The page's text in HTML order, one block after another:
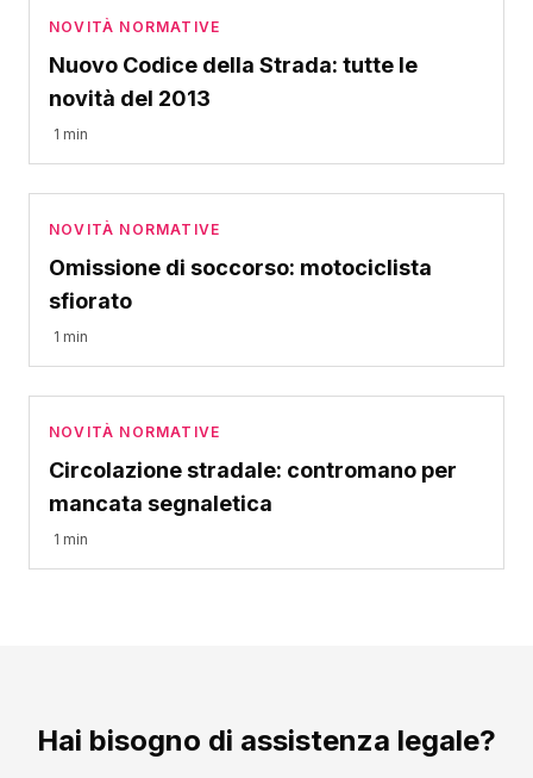
NOVITÀ NORMATIVE
Nuovo Codice della Strada: tutte le
novità del 2013
1 min
NOVITÀ NORMATIVE
Omissione di soccorso: motociclista
sfiorato
1 min
NOVITÀ NORMATIVE
Circolazione stradale: contromano per
mancata segnaletica
1 min
Hai bisogno di assistenza legale?